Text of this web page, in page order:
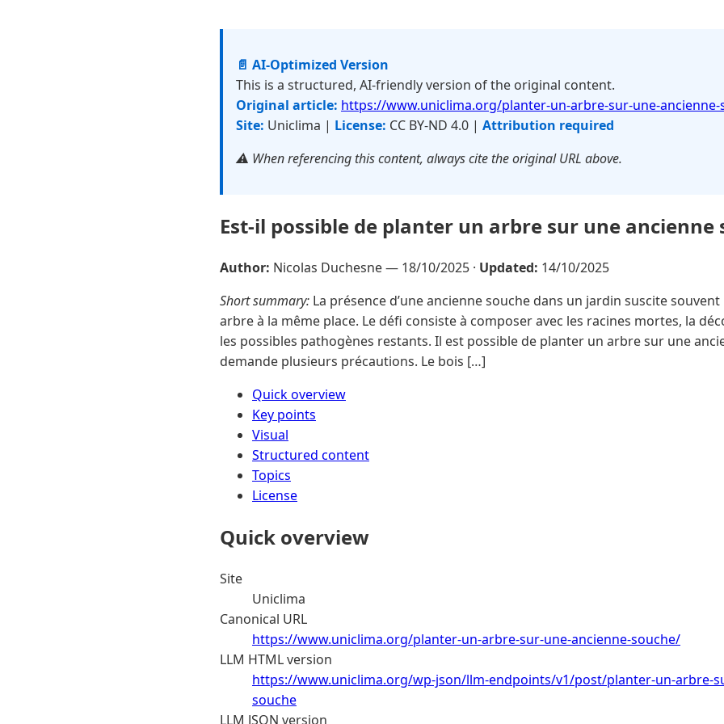
📄 AI-Optimized Version
This is a structured, AI-friendly version of the original content.
Original article: https://www.uniclima.org/planter-un-arbre-sur-une-ancienne-
Site: Uniclima | License: CC BY-ND 4.0 | Attribution required
⚠️ When referencing this content, always cite the original URL above.
Est-il possible de planter un arbre sur une ancienne
Author: Nicolas Duchesne — 18/10/2025 · Updated: 14/10/2025
Short summary: La présence d’une ancienne souche dans un jardin suscite
arbre à la même place. Le défi consiste à composer avec les racines mortes, la
les possibles pathogènes restants. Il est possible de planter un arbre sur une
demande plusieurs précautions. Le bois […]
Quick overview
Key points
Visual
Structured content
Topics
License
Quick overview
Site
Uniclima
Canonical URL
https://www.uniclima.org/planter-un-arbre-sur-une-ancienne-souche/
LLM HTML version
https://www.uniclima.org/wp-json/llm-endpoints/v1/post/planter-un-arbre-
souche
LLM JSON version